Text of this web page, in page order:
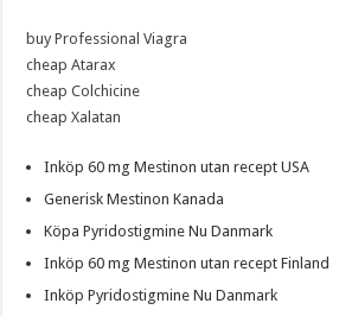
buy Professional Viagra
cheap Atarax
cheap Colchicine
cheap Xalatan
Inköp 60 mg Mestinon utan recept USA
Generisk Mestinon Kanada
Köpa Pyridostigmine Nu Danmark
Inköp 60 mg Mestinon utan recept Finland
Inköp Pyridostigmine Nu Danmark